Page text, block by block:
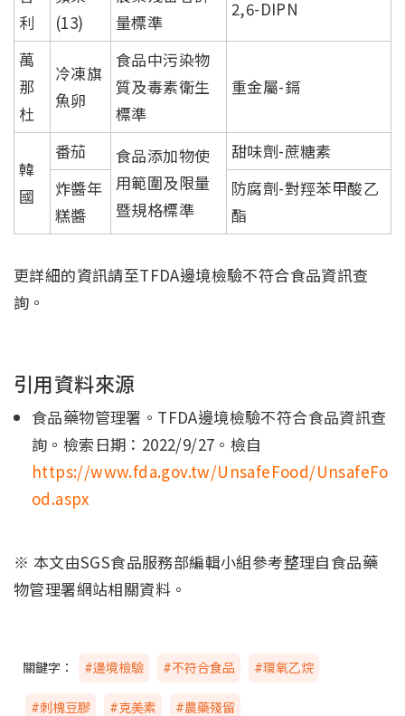
利
(13)
量標準
2,6-DIPN
萬
那
杜
冷凍旗
魚卵
食品中污染物
質及毒素衛生
標準
重金屬-鎘
韓
國
番茄
食品添加物使
用範圍及限量
暨規格標準
甜味劑-蔗糖素
炸醬年
糕醬
防腐劑-對羥苯甲酸乙
酯
更詳細的資訊請至TFDA邊境檢驗不符合食品資訊查
詢。
引用資料來源
食品藥物管理署。TFDA邊境檢驗不符合食品資訊查
詢。檢索日期：2022/9/27。檢自
https://www.fda.gov.tw/UnsafeFood/UnsafeFo
od.aspx
※ 本文由SGS食品服務部編輯小組參考整理自食品藥
物管理署網站相關資料。
關鍵字： #邊境檢驗 #不符合食品 #環氧乙烷
#刺槐豆膠 #克美素 #農藥殘留